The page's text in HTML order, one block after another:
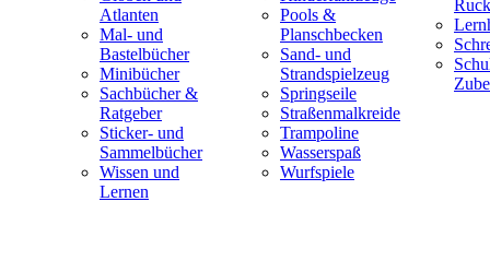
Atlanten
Mal- und
Bastelbücher
Minibücher
Sachbücher &
Ratgeber
Sticker- und
Sammelbücher
Wissen und
Lernen
Pools &
Planschbecken
Sand- und
Strandspielzeug
Springseile
Straßenmalkreide
Trampoline
Wasserspaß
Wurfspiele